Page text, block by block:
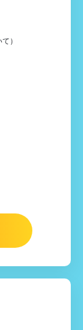
）